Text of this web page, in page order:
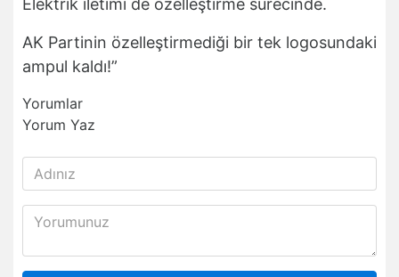
Elektrik iletimi de özelleştirme sürecinde.
AK Partinin özelleştirmediği bir tek logosundaki
ampul kaldı!”
Yorumlar
Yorum Yaz